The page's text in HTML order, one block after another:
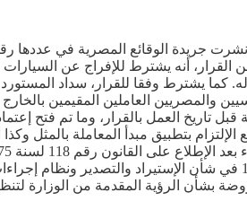
الأولي من القرار، أنه يشترط للإفراج
الملاءة المالية له. كما يشترط وفقا للقرار،
العربية "استيفاء نموذج رقم (4)"، فيما عدا سيارات الدبلوماسيين
تاريخ العمل بالقرار، وما تم فتح
بتطبيق مبدأ المعاملة بالمثل
رئيس الجمهورية رقم 258 لسنة 2024 بتشكيل الحكومة، وعلى لائحة القواعد المنفذة لأحكام
على المذكرة المعروضة بشأن الرؤية